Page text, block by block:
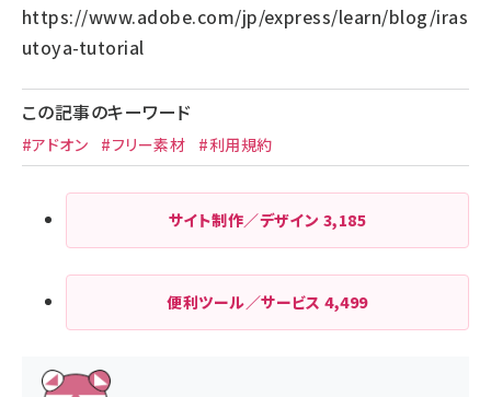
https://www.adobe.com/jp/express/learn/blog/iras
utoya-tutorial
この記事のキーワード
#アドオン #フリー素材 #利用規約
サイト制作／デザイン 3,185
便利ツール／サービス4,499